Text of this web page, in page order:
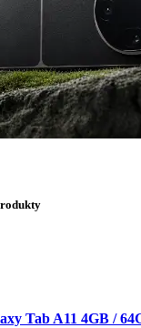
Tab A11 4GB /